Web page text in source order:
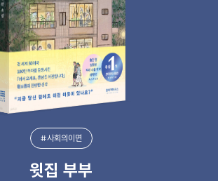
#사회의이면
윗집 부부